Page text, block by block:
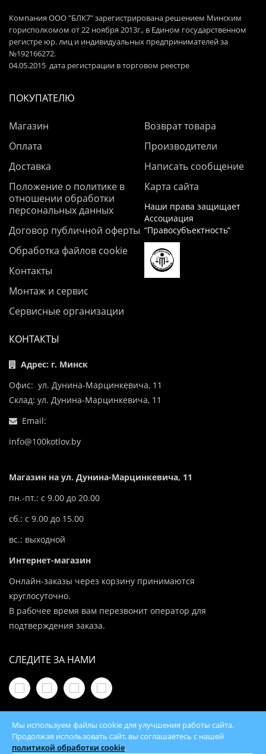
Компания ООО "БЛК7" зарегистрирована решением Минским
горисполкомом от 22 ноября 2013г., в Едином государственном
регистре юр. лиц и индивидуальных предпринимателей за
№192166272.
04.05.2015 дата регистрации в торговом реестре
ПОКУПАТЕЛЮ
Магазин
Оплата
Доставка
Положение о политике в
отношении обработки
персональных данных
Договор публичной оферты
Обработка файлов cookie
Контакты
Монтаж и сервис
Сервисные организации
Возврат товара
Производители
Написать сообщение
Карта сайта
Наши права защищает
Ассоциация
“Правосубъектность”
КОНТАКТЫ
Адрес: г. Минск
Офис: ул. Дунина-Марцинкевича, 11
Склад: ул. Дунина-Марцинкевича, 11
Email:
info@100kotlov.by
Магазин на ул. Дунина-Марцинкевича, 11
пн.-пт.: с 9.00 до 20.00
сб.: с 9.00 до 15.00
вс.: выходной
Интернет-магазин
Онлайн-заказы через корзину принимаются
круглосуточно.
В рабочее время вам перезвонит оператор для
подтверждения заказа.
СЛЕДИТЕ ЗА НАМИ
© 2026 100Kotlov.by — продажа отопительного
Мы используем файлы cookie для улучшения работы сайта.
Продолжая использовать сайт, вы соглашаетесь с нашей
политикой обработки cookie.